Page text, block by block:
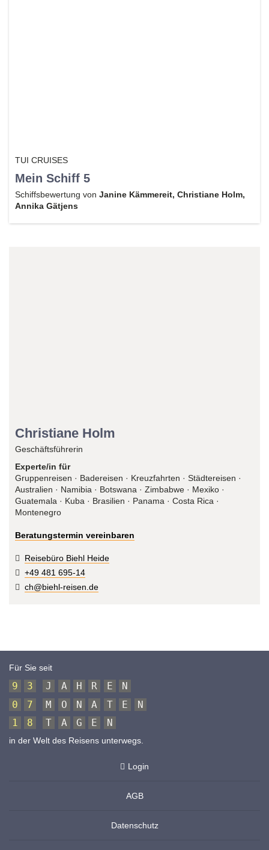
TUI CRUISES
Mein Schiff 5
Schiffsbewertung von Janine Kämmereit, Christiane Holm,
Annika Gätjens
Christiane Holm
Geschäftsführerin
Experte/in für
Gruppenreisen · Badereisen · Kreuzfahrten · Städtereisen ·
Australien · Namibia · Botswana · Zimbabwe · Mexiko ·
Guatemala · Kuba · Brasilien · Panama · Costa Rica ·
Montenegro
Beratungstermin vereinbaren
Reisebüro Biehl Heide
+49 481 695-14
ch@biehl-reisen.de
Für Sie seit
9 3 J A H R E
N
0
7 M O N A T E
N
1
8 T A G E N
in der Welt des Reisens unterwegs.
Login
AGB
Datenschutz